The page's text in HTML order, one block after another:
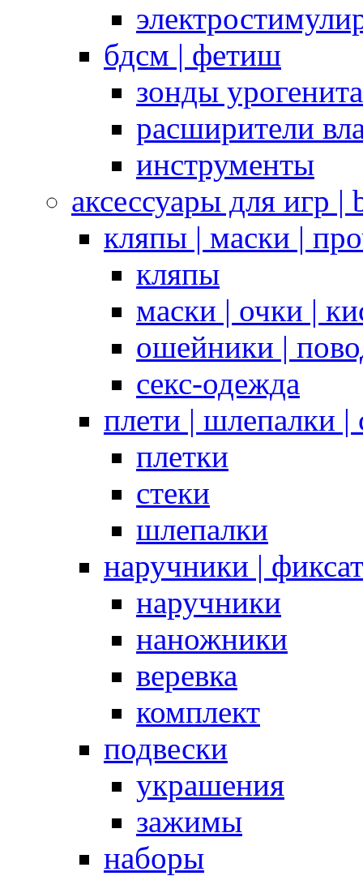
бдсм | фетиш
зонды
расширители
инструменты
аксессуары для игр |
кляпы | маски |
кляпы
маски | очки |
ошейники |
секс-одежда
плети | шлепалки |
плетки
стеки
шлепалки
наручники |
наручники
наножники
веревка
комплект
подвески
украшения
зажимы
наборы